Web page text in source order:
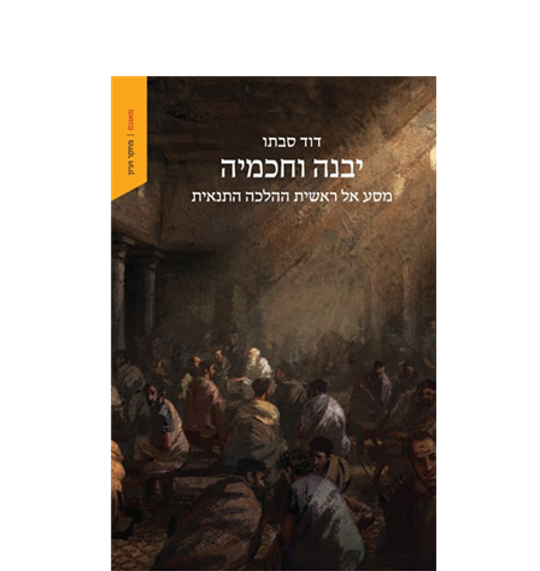
דוד סבתו
הנחת אתר ספר מודפס
$46
$41